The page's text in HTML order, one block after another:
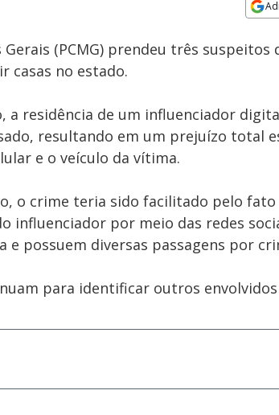
Gerais (PCMG) prendeu três
casas no estado.
a residência de um influenciador
resultando em um prejuízo total
e o veículo da vítima.
o crime teria sido facilitado pelo
influenciador por meio das redes
e possuem diversas passagens por
para identificar outros